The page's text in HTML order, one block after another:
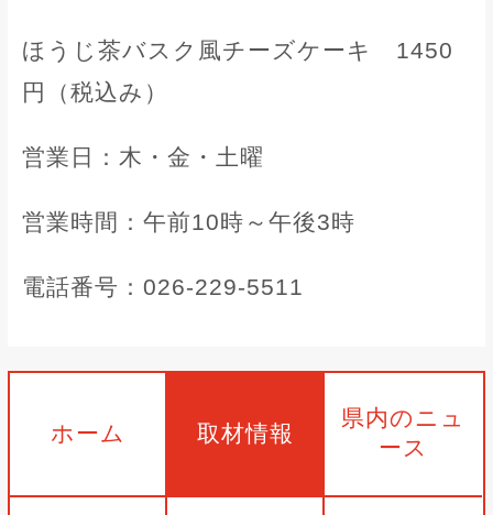
ほうじ茶バスク風チーズケーキ 1450
円（税込み）
営業日：木・金・土曜
営業時間：午前10時～午後3時
電話番号：026-229-5511
ホーム 取材情報
県内のニュ
ース